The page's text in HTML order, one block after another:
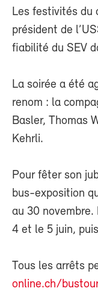
Les festivités du
président de
fiabilité du SEV
La soirée a été
renom : la
Basler, Thomas
Kehrli.
Pour fêter son
bus-exposition
au 30 novembre.
4 et le 5 juin,
Tous les arrêts
online.ch/bustour